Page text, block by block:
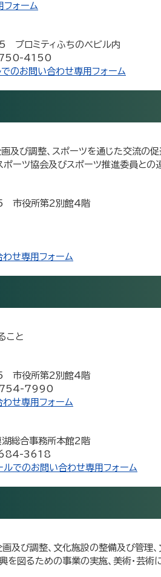
ォーム
ロミティふちのべビル内
750-4150
のお問い合わせ専用フォーム
び調整、スポーツを通じた交流の促
ポーツ協会及びスポーツ推進委員と
市役所第2別館4階
せ専用フォーム
こと
市役所第2別館4階
754-7990
せ専用フォーム
合事務所本館2階
684-3618
ルでのお問い合わせ専用フォーム
及び調整、文化施設の整備及び管理
を図るための事業の実施、美術・芸